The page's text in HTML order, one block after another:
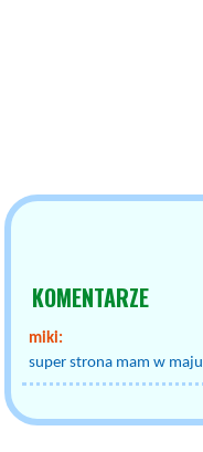
KOMENTARZE
miki:
super strona mam w